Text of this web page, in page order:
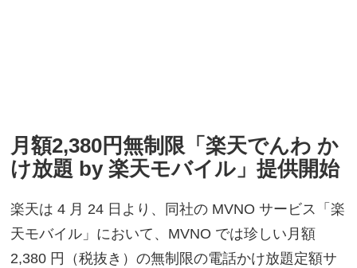
月額2,380円無制限「楽天でんわ か
け放題 by 楽天モバイル」提供開始
楽天は 4 月 24 日より、同社の MVNO サービス「楽
天モバイル」において、MVNO では珍しい月額
2,380 円（税抜き）の無制限の電話かけ放題定額サ